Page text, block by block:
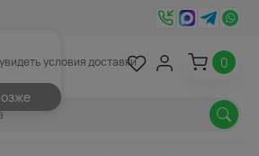
условия доставки 0